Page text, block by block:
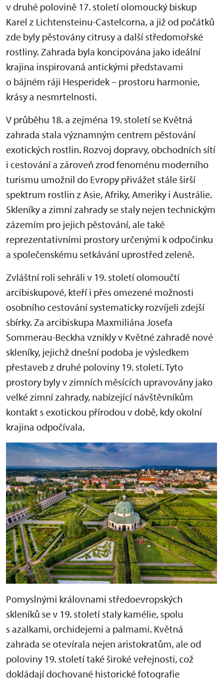
v druhé polovině 17. století olomoucký biskup
Karel z Lichtensteinu-Castelcorna, a již od počátků
zde byly pěstovány citrusy a další středomořské
rostliny. Zahrada byla koncipována jako ideální
krajina inspirovaná antickými představami
o bájném ráji Hesperidek – prostoru harmonie,
krásy a nesmrtelnosti.
V průběhu 18. a zejména 19. století se Květná
zahrada stala významným centrem pěstování
exotických rostlin. Rozvoj dopravy, obchodních sítí
i cestování a zároveň zrod fenoménu moderního
turismu umožnil do Evropy přivážet stále širší
spektrum rostlin z Asie, Afriky, Ameriky i Austrálie.
Skleníky a zimní zahrady se staly nejen technickým
zázemím pro jejich pěstování, ale také
reprezentativními prostory určenými k odpočinku
a společenskému setkávání uprostřed zeleně.
Zvláštní roli sehráli v 19. století olomoučtí
arcibiskupové, kteří i přes omezené možnosti
osobního cestování systematicky rozvíjeli zdejší
sbírky. Za arcibiskupa Maxmiliána Josefa
Sommerau-Beckha vznikly v Květné zahradě nové
skleníky, jejichž dnešní podoba je výsledkem
přestaveb z druhé poloviny 19. století. Tyto
prostory byly v zimních měsících upravovány jako
velké zimní zahrady, nabízející návštěvníkům
kontakt s exotickou přírodou v době, kdy okolní
krajina odpočívala.
Pomyslnými královnami středoevropských
skleníků se v 19. století staly kamélie, spolu
s azalkami, orchidejemi a palmami. Květná
zahrada se otevírala nejen aristokratům, ale od
poloviny 19. století také široké veřejnosti, což
dokládají dochované historické fotografie